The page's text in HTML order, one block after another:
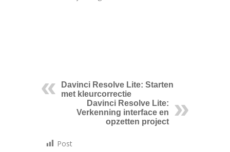
Davinci Resolve Lite: Starten
met kleurcorrectie
Davinci Resolve Lite:
Verkenning interface en
opzetten project
Post